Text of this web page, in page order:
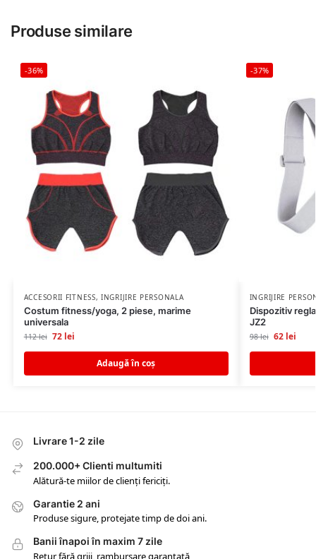
Produse similare
-36%
ACCESORII FITNESS,INGRIJIRE PERSONALA
Costum fitness/yoga, 2 piese, marime
universala
112lei 72 lei
Adaugă în coș
-37%
INGRIJIRE
Dispozitiv
JZ2
98lei 62 lei
Livrare 1-2 zile
200.000+ Clienti multumiti
Alătură-te miilor de clienți fericiți.
Garantie 2 ani
Produse sigure, protejate timp de doi ani.
Banii înapoi în maxim 7 zile
Retur fără griji, rambursare garantată